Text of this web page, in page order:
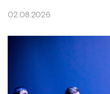
02.08.2026